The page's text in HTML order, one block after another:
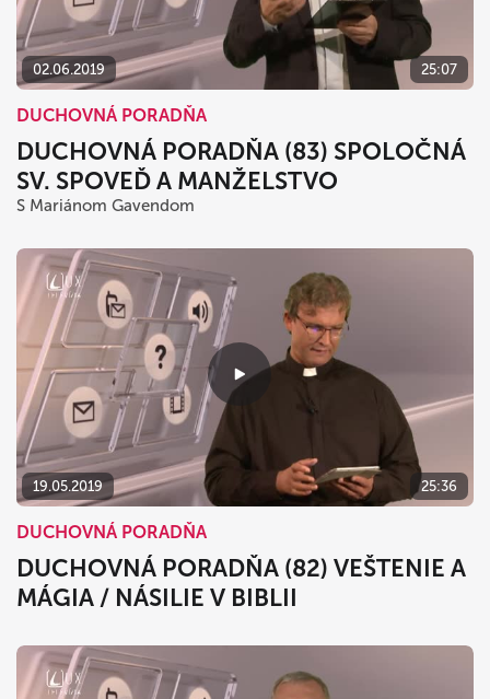
02.06.2019 25:07
DUCHOVNÁ PORADŇA
DUCHOVNÁ PORADŇA (83) SPOLOČNÁ
SV. SPOVEĎ A MANŽELSTVO
S Mariánom Gavendom
19.05.2019 25:36
DUCHOVNÁ PORADŇA
DUCHOVNÁ PORADŇA (82) VEŠTENIE A
MÁGIA / NÁSILIE V BIBLII